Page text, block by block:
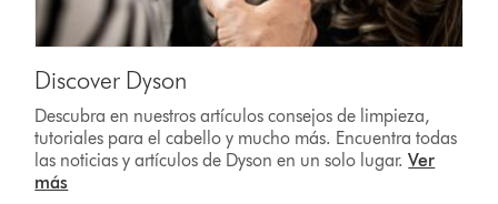
Discover Dyson
Descubra en nuestros artículos consejos de limpieza,
tutoriales para el cabello y mucho más. Encuentra todas
las noticias y artículos de Dyson en un solo lugar.Ver
más